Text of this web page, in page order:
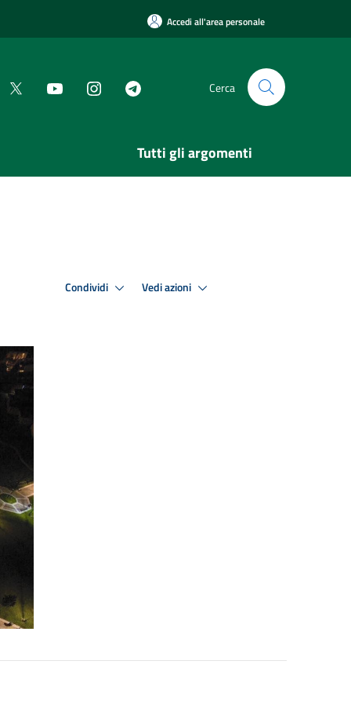
Accedi all'area personale
Cerca
Tutti gli argomenti
Condividi Vedi azioni